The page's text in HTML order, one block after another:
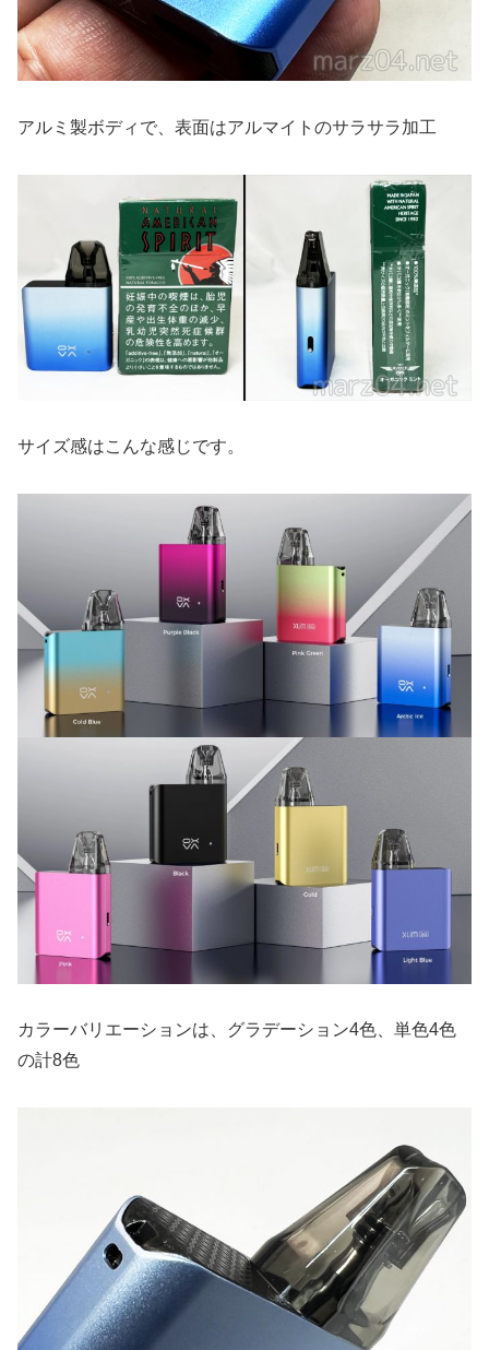
アルミ製ボディで、表面はアルマイトのサラサラ加工
サイズ感はこんな感じです。
カラーバリエーションは、グラデーション4色、単色4色
の計8色